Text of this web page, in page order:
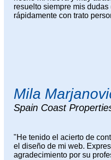
resuelto siempre mis
rápidamente con trato
Mila
Spain Coast
"He tenido el acierto de
el diseño de mi web.
agradecimiento por su